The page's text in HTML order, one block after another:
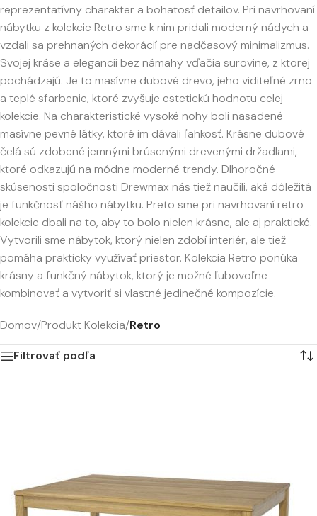
reprezentatívny charakter a bohatosť detailov. Pri navrhovaní
nábytku z kolekcie Retro sme k nim pridali moderný nádych a
vzdali sa prehnaných dekorácií pre nadčasový minimalizmus.
Svojej kráse a elegancii bez námahy vďačia surovine, z ktorej
pochádzajú. Je to masívne dubové drevo, jeho viditeľné zrno
a teplé sfarbenie, ktoré zvyšuje estetickú hodnotu celej
kolekcie. Na charakteristické vysoké nohy boli nasadené
masívne pevné látky, ktoré im dávali ľahkosť. Krásne dubové
čelá sú zdobené jemnými brúsenými drevenými držadlami,
ktoré odkazujú na módne moderné trendy. Dlhoročné
skúsenosti spoločnosti Drewmax nás tiež naučili, aká dôležitá
je funkčnosť nášho nábytku. Preto sme pri navrhovaní retro
kolekcie dbali na to, aby to bolo nielen krásne, ale aj praktické.
Vytvorili sme nábytok, ktorý nielen zdobí interiér, ale tiež
pomáha prakticky využívať priestor. Kolekcia Retro ponúka
krásny a funkčný nábytok, ktorý je možné ľubovoľne
kombinovať a vytvoriť si vlastné jedinečné kompozície.
Domov/Produkt Kolekcia/Retro
Filtrovať podľa